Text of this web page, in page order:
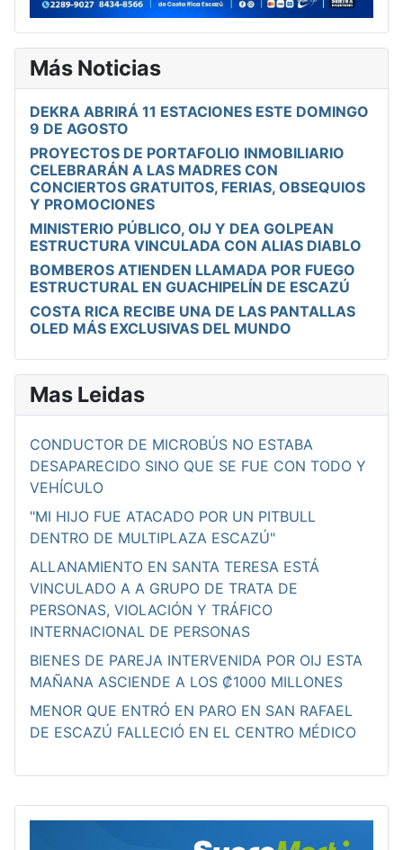
Más Noticias
DEKRA ABRIRÁ 11 ESTACIONES ESTE DOMINGO
9 DE AGOSTO
PROYECTOS DE PORTAFOLIO INMOBILIARIO
CELEBRARÁN A LAS MADRES CON
CONCIERTOS GRATUITOS, FERIAS, OBSEQUIOS
Y PROMOCIONES
MINISTERIO PÚBLICO, OIJ Y DEA GOLPEAN
ESTRUCTURA VINCULADA CON ALIAS DIABLO
BOMBEROS ATIENDEN LLAMADA POR FUEGO
ESTRUCTURAL EN GUACHIPELÍN DE ESCAZÚ
COSTA RICA RECIBE UNA DE LAS PANTALLAS
OLED MÁS EXCLUSIVAS DEL MUNDO
Mas Leidas
CONDUCTOR DE MICROBÚS NO ESTABA
DESAPARECIDO SINO QUE SE FUE CON TODO Y
VEHÍCULO
"MI HIJO FUE ATACADO POR UN PITBULL
DENTRO DE MULTIPLAZA ESCAZÚ"
ALLANAMIENTO EN SANTA TERESA ESTÁ
VINCULADO A A GRUPO DE TRATA DE
PERSONAS, VIOLACIÓN Y TRÁFICO
INTERNACIONAL DE PERSONAS
BIENES DE PAREJA INTERVENIDA POR OIJ ESTA
MAÑANA ASCIENDE A LOS ₡1000 MILLONES
MENOR QUE ENTRÓ EN PARO EN SAN RAFAEL
DE ESCAZÚ FALLECIÓ EN EL CENTRO MÉDICO